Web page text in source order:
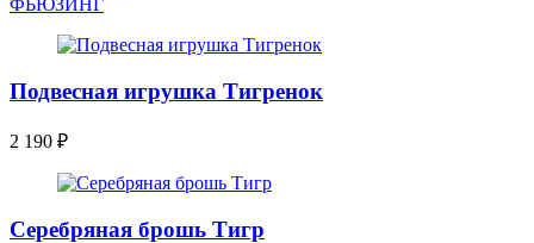
ФЬЮЗИНГ
Подвесная игрушка Тигренок
2 190 ₽
Серебряная брошь Тигр